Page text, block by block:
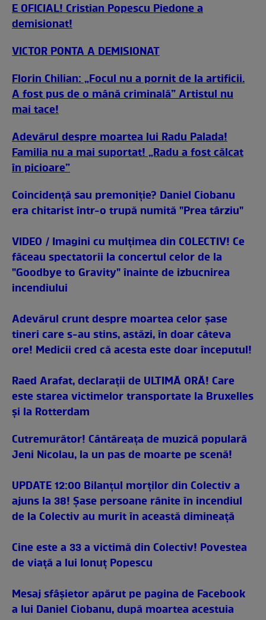
E OFICIAL! Cristian Popescu Piedone a
demisionat!
VICTOR PONTA A DEMISIONAT
Florin Chilian: „Focul nu a pornit de la artificii.
A fost pus de o mână criminală” Artistul nu
mai tace!
Adevărul despre moartea lui Radu Palada!
Familia nu a mai suportat! „Radu a fost călcat
în picioare”
Coincidenţă sau premoniţie? Daniel Ciobanu
era chitarist într-o trupă numită "Prea târziu"
VIDEO / Imagini cu mulţimea din COLECTIV! Ce
făceau spectatorii la concertul celor de la
"Goodbye to Gravity" înainte de izbucnirea
incendiului
Adevărul crunt despre moartea celor şase
tineri care s-au stins, astăzi, în doar câteva
ore! Medicii cred că acesta este doar începutul!
Raed Arafat, declaraţii de ULTIMĂ ORĂ! Care
este starea victimelor transportate la Bruxelles
şi la Rotterdam
Cutremurător! Cântăreaţa de muzică populară
Jeni Nicolau, la un pas de moarte pe scenă!
UPDATE 12:00 Bilanţul morţilor din Colectiv a
ajuns la 38! Şase persoane rănite în incendiul
de la Colectiv au murit în această dimineaţă
Cine este a 33 a victimă din Colectiv! Povestea
de viaţă a lui Ionuţ Popescu
Mesaj sfâşietor apărut pe pagina de Facebook
a lui Daniel Ciobanu, după moartea acestuia